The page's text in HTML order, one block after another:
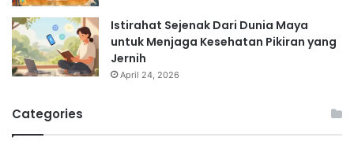
Istirahat Sejenak Dari Dunia Maya
untuk Menjaga Kesehatan Pikiran yang
Jernih
April 24, 2026
Categories